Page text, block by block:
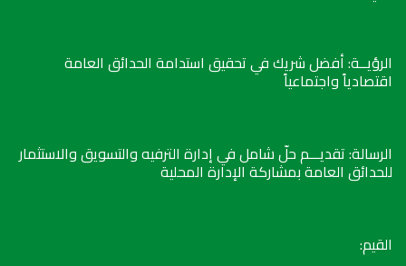
الرؤيــة: أفضل شريك في تحقيق استدامة الحدائق العامة
اقتصادياً واجتماعياً
الرسالة: تقديـــم حلّ شامل في إدارة الترفيه والتسويق والاستثمار
للحدائق العامة بمشاركة الإدارة المحلية
القيم: